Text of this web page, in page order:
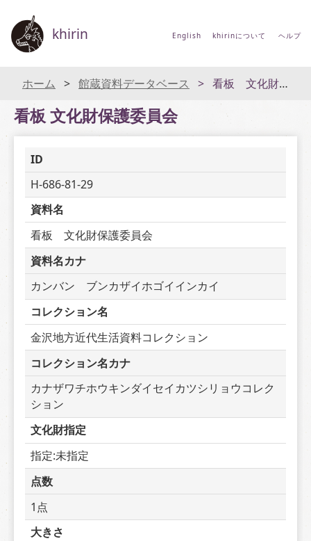
khirin English khirinについて ヘルプ
ホーム 館蔵資料データベース 看板 文化財保護委員会
看板 文化財保護委員会
ID
H-686-81-29
資料名
看板　文化財保護委員会
資料名カナ
カンバン　ブンカザイホゴイインカイ
コレクション名
金沢地方近代生活資料コレクション
コレクション名カナ
カナザワチホウキンダイセイカツシリョウコレク
ション
文化財指定
指定:未指定
点数
1点
大きさ